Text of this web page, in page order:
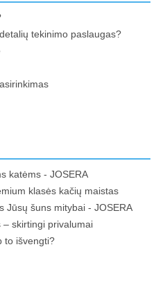
tekinimo paslaugas?
katėms - JOSERA
klasės kačių maistas
Jūsų šuns mitybai - JOSERA
– skirtingi privalumai
to išvengti?